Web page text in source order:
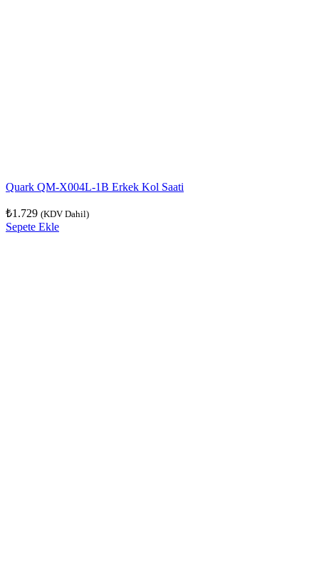
Quark QM-X004L-1B Erkek Kol Saati
₺1.729 (KDV Dahil)
Sepete Ekle